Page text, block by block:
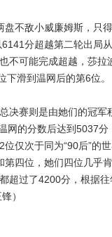
不敌小威廉姆斯，只
分超越第二轮出局
不可能完成超越，莎
滑到温网后的第6位。
赛则是由她们的冠军
网的分数后达到5037
仅次于同为“90后”的
四位，她们四位几乎
超过了4200分，根据
）